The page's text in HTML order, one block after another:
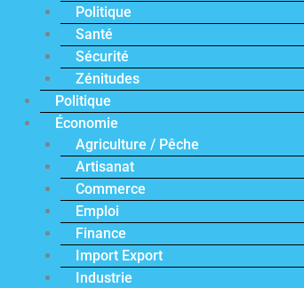
Politique
Santé
Sécurité
Zénitudes
Politique
Économie
Agriculture / Pêche
Artisanat
Commerce
Emploi
Finance
Import Export
Industrie